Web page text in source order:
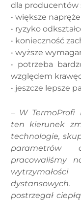
dla producentów
• większe
• ryzyko
• konieczność
• wyższe
• potrzeba
względem
• jeszcze lepsze
– W TermoProfi
ten kierunek
technologie,
parametrów
pracowaliśmy
postrzegał